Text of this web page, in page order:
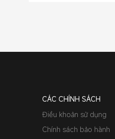
CÁC CHÍNH SÁCH
Điều khoản sử dụng
Chính sách bảo hành